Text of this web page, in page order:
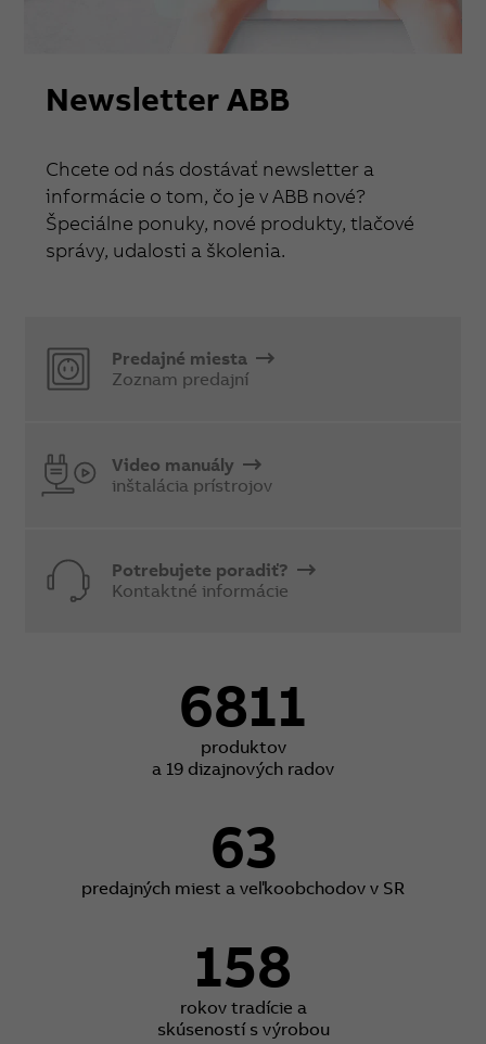
Newsletter ABB
Chcete od nás dostávať newsletter a
informácie o tom, čo je v ABB nové?
Špeciálne ponuky, nové produkty, tlačové
správy, udalosti a školenia.
Predajné miesta
Zoznam predajní
Video manuály
inštalácia prístrojov
Potrebujete poradiť?
Kontaktné informácie
6811
produktov
a 19 dizajnových radov
63
predajných miest a veľkoobchodov v SR
158
rokov tradície a
skúseností s výrobou